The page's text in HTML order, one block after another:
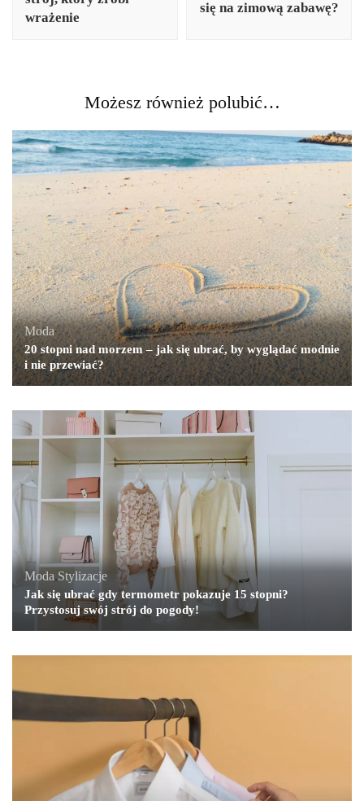
wrażenie
się na zimową zabawę?
Możesz również polubić…
Moda
20 stopni nad morzem – jak się ubrać, by wyglądać modnie
i nie przewiać?
Moda,Stylizacje
Jak się ubrać gdy termometr pokazuje 15 stopni?
Przystosuj swój strój do pogody!